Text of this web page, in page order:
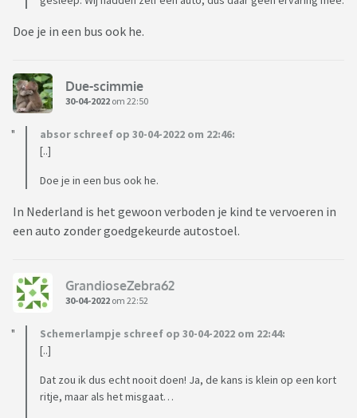
Doe je in een bus ook he.
Due-scimmie
30-04-2022 om 22:50
absor schreef op 30-04-2022 om 22:46:
[..]
Doe je in een bus ook he.
In Nederland is het gewoon verboden je kind te vervoeren in
een auto zonder goedgekeurde autostoel.
GrandioseZebra62
30-04-2022 om 22:52
Schemerlampje schreef op 30-04-2022 om 22:44:
[..]
Dat zou ik dus echt nooit doen! Ja, de kans is klein op een kort
ritje, maar als het misgaat…